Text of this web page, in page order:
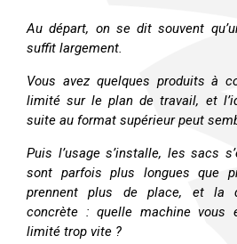
Au départ, on se dit souvent
suffit largement.
Vous avez quelques produits à
limité sur le plan de travail, et
suite au format supérieur peut
Puis l’usage s’installe, les sacs
sont parfois plus longues que
prennent plus de place, et la
concrète : quelle machine vous
limité trop vite ?